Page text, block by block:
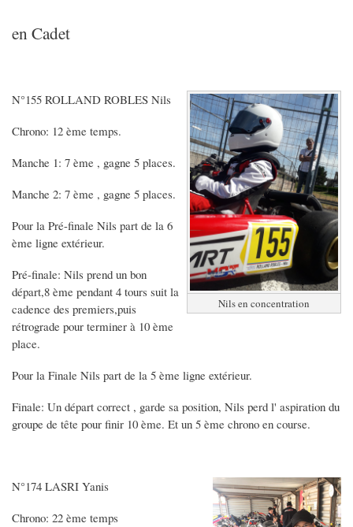
en Cadet
Nils en concentration
N°155 ROLLAND ROBLES Nils
Chrono: 12 ème temps.
Manche 1: 7 ème , gagne 5 places.
Manche 2: 7 ème , gagne 5 places.
Pour la Pré-finale Nils part de la 6
ème ligne extérieur.
Pré-finale: Nils prend un bon
départ,8 ème pendant 4 tours suit la
cadence des premiers,puis
rétrograde pour terminer à 10 ème
place.
Pour la Finale Nils part de la 5 ème ligne extérieur.
Finale: Un départ correct , garde sa position, Nils perd l' aspiration du
groupe de tête pour finir 10 ème. Et un 5 ème chrono en course.
N°174 LASRI Yanis
Chrono: 22 ème temps